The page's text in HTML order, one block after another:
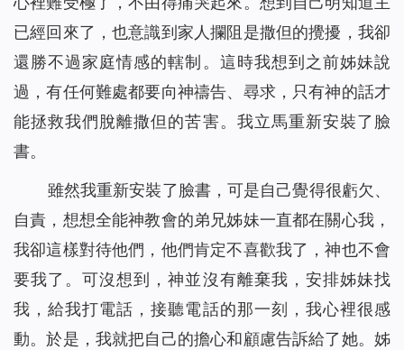
已經回來了，也意識到家人攔阻是撒但的攪擾，我卻
還勝不過家庭情感的轄制。這時我想到之前姊妹說
過，有任何難處都要向神禱告、尋求，只有神的話才
能拯救我們脫離撒但的苦害。我立馬重新安裝了臉
書。
雖然我重新安裝了臉書，可是自己覺得很虧欠、
自責，想想全能神教會的弟兄姊妹一直都在關心我，
我卻這樣對待他們，他們肯定不喜歡我了，神也不會
要我了。可沒想到，神並沒有離棄我，安排姊妹找
我，給我打電話，接聽電話的那一刻，我心裡很感
動。於是，我就把自己的擔心和顧慮告訴給了她。姊